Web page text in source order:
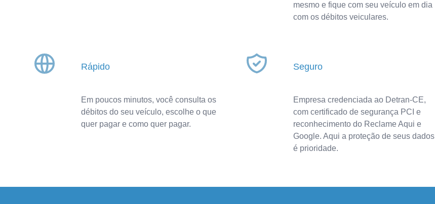
mesmo e fique com seu veículo em dia
com os débitos veiculares.
Rápido
Em poucos minutos, você consulta os
débitos do seu veículo, escolhe o que
quer pagar e como quer pagar.
Seguro
Empresa credenciada ao Detran-CE,
com certificado de segurança PCI e
reconhecimento do Reclame Aqui e
Google. Aqui a proteção de seus dados
é prioridade.